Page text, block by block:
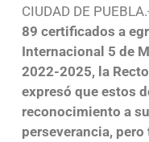
CIUDAD DE
89 certificados a
Internacional 5 de
2022-2025, la
expresó que estos
reconocimiento a
perseverancia,